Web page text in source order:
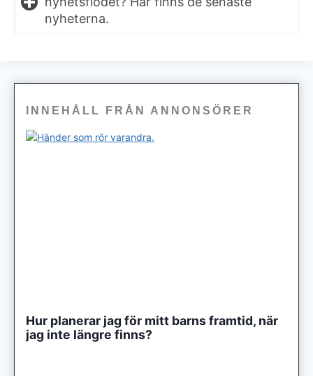
nyheterna.
INNEHÅLL FRÅN ANNONSÖRER
Hur planerar jag för mitt barns framtid, när
jag inte längre finns?